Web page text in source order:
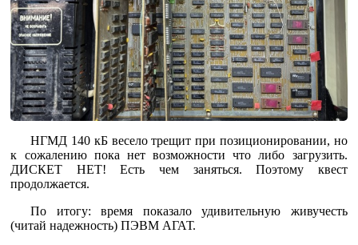
НГМД 140 кБ весело трещит при позиционировании, но
к сожалению пока нет возможности что либо загрузить.
ДИСКЕТ НЕТ! Есть чем заняться. Поэтому квест
продолжается.
По итогу: время показало удивительную живучесть
(читай надежность) ПЭВМ АГАТ.